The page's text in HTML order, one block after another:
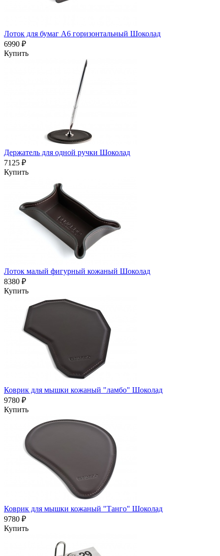
Лоток для бумаг А6 горизонтальный Шоколад
6990 ₽
Купить
Держатель для одной ручки Шоколад
7125 ₽
Купить
Лоток малый фигурный кожаный Шоколад
8380 ₽
Купить
Коврик для мышки кожаный "ламбо" Шоколад
9780 ₽
Купить
Коврик для мышки кожаный "Танго" Шоколад
9780 ₽
Купить